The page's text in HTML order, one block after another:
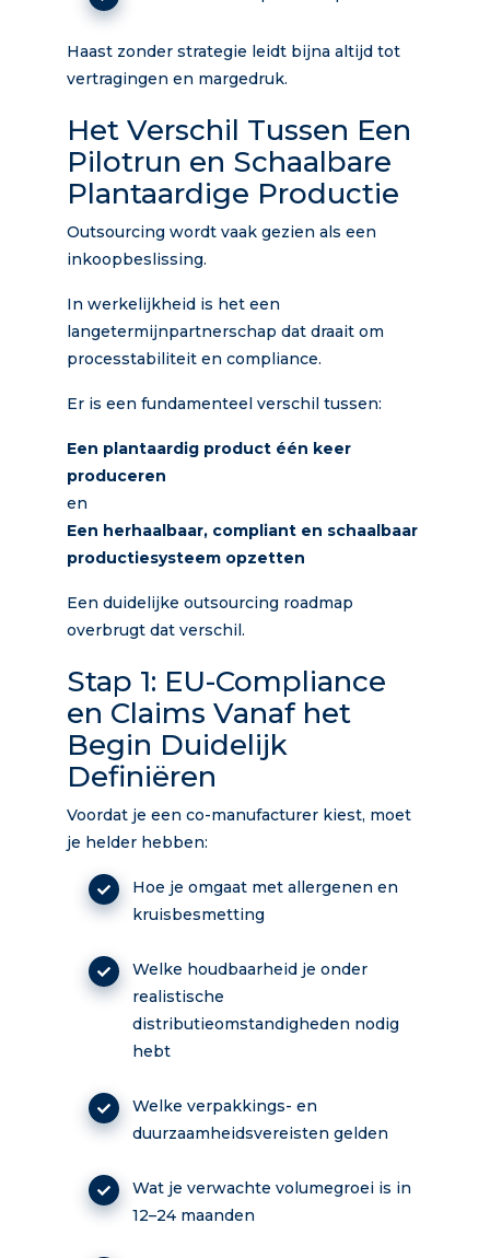
Haast zonder strategie leidt bijna altijd tot
vertragingen en margedruk.
Het Verschil Tussen Een
Pilotrun en Schaalbare
Plantaardige Productie
Outsourcing wordt vaak gezien als een
inkoopbeslissing.
In werkelijkheid is het een
langetermijnpartnerschap dat draait om
processtabiliteit en compliance.
Er is een fundamenteel verschil tussen:
Een plantaardig product één keer
produceren
en
Een herhaalbaar, compliant en schaalbaar
productiesysteem opzetten
Een duidelijke outsourcing roadmap
overbrugt dat verschil.
Stap 1: EU-Compliance
en Claims Vanaf het
Begin Duidelijk
Definiëren
Voordat je een co-manufacturer kiest, moet
je helder hebben:
Hoe je omgaat met allergenen en
kruisbesmetting
Welke houdbaarheid je onder
realistische
distributieomstandigheden nodig
hebt
Welke verpakkings- en
duurzaamheidsvereisten gelden
Wat je verwachte volumegroei is in
12–24 maanden